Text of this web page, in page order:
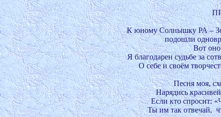
К юному Солнышку РА –
подошли
Вот оно
Я благодарен судьбе за
О себе и своём
Песня моя,
Нарядись
Если кто спросит:
Ты им так отвечай,